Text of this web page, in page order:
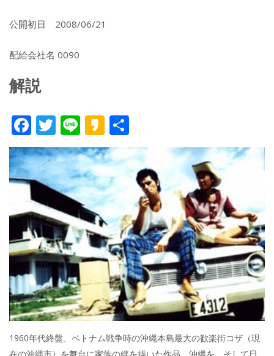
公開初日 2008/06/21
配給会社名 0090
解説
F
ac
e
b
o
o
k
T
w
itt
er
Li
n
e
K
a
k
a
o
有
1960年代終盤、ベトナム戦争時の沖縄本島最大の歓楽街コザ（現
在の沖縄市）を舞台に家族の絆を描いた作品。沖縄を、そして日